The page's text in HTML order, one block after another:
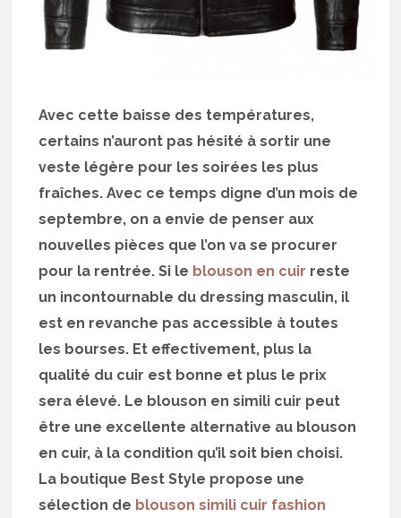
Avec cette baisse des températures,
certains n’auront pas hésité à sortir une
veste légère pour les soirées les plus
fraîches. Avec ce temps digne d’un mois de
septembre, on a envie de penser aux
nouvelles pièces que l’on va se procurer
pour la rentrée. Si le blouson en cuir reste
un incontournable du dressing masculin, il
est en revanche pas accessible à toutes
les bourses. Et effectivement, plus la
qualité du cuir est bonne et plus le prix
sera élevé. Le blouson en simili cuir peut
être une excellente alternative au blouson
en cuir, à la condition qu’il soit bien choisi.
La boutique Best Style propose une
sélection de blouson simili cuir fashion